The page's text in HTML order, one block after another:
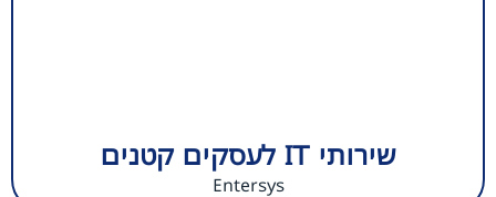
שירותי IT לעסקים קטנים
Entersys